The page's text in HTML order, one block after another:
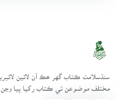
مختلف موضوعن تي ڪتاب رکيا پيا وڃن.